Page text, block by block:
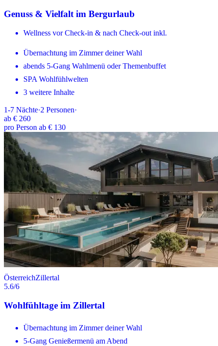
Genuss & Vielfalt im Bergurlaub
Wellness vor Check-in & nach Check-out inkl.
Übernachtung im Zimmer deiner Wahl
abends 5-Gang Wahlmenü oder Themenbuffet
SPA Wohlfühlwelten
3 weitere Inhalte
1-7 Nächte·2 Personen·
ab € 260
pro Person ab € 130
ÖsterreichZillertal
5.6/6
Wohlfühltage im Zillertal
Übernachtung im Zimmer deiner Wahl
5-Gang Genießermenü am Abend